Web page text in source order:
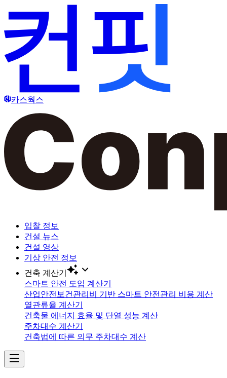
카스웍스
입찰 정보
건설 뉴스
건설 영상
기상 안전 정보
건축 계산기
스마트 안전 도입 계산기
산업안전보건관리비 기반 스마트 안전관리 비용 계산
열관류율 계산기
건축물 에너지 효율 및 단열 성능 계산
주차대수 계산기
건축법에 따른 의무 주차대수 계산